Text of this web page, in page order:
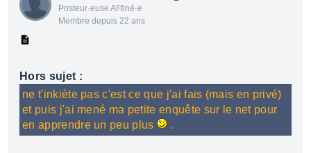
Posteur·euse AFfiné·e
Membre depuis 22 ans
Hors sujet :
ne t'inkiète pas c'est ce que j'ai fais (mais en privé)
et puis j'ai mené ma petite enquête sur le net pour
en apprendre un peu plus
.